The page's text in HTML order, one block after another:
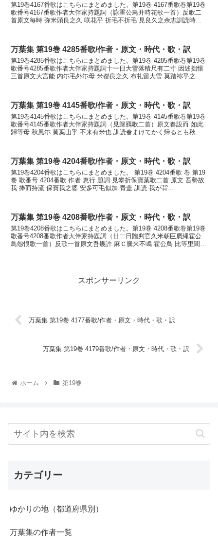
第19巻4167番歌はこちらにまとめました。第19巻 4167番歌巻第19巻
歌番号4167番歌作者大伴家持題詞（詠霍公鳥并時花歌一首）反歌二
首原文毎時 弥米頭良之久 咲花乎 折毛不折毛 見良久之余志訓読時ご
万葉集 第19巻 4285番歌/作者・原文・時代・歌・訳
第19巻4285番歌はこちらにまとめました。第19巻 4285番歌巻第19巻
歌番号4285番歌作者大伴家持題詞十一日大雪落積尺有二寸 因述拙懐
三首原文大宮能 内尓毛外尓母 米都良之久 布礼留大雪 莫踏祢乎之訓
万葉集 第19巻 4145番歌/作者・原文・時代・歌・訳
第19巻4145番歌はこちらにまとめました。第19巻 4145番歌巻第19巻
歌番号4145番歌作者大伴家持題詞（見歸鴈歌二首）原文春設而 如此
歸等母 秋風尓 黄葉山乎 不来有米也 訓読春まけてかく帰るとも秋風
万葉集 第19巻 4204番歌/作者・原文・時代・歌・訳
第19巻4204番歌はこちらにまとめました。 第19巻 4204番歌 巻 第19
巻 歌番号 4204番歌 作者 恵行 題詞 見攀折保寶葉歌二首 原文 吾勢故
我 捧而持流 保寶我之婆 安多可毛似加 青盖 訓読 我が背...
万葉集 第19巻 4208番歌/作者・原文・時代・歌・訳
第19巻4208番歌はこちらにまとめました。第19巻 4208番歌巻第19巻
歌番号4208番歌作者大伴家持題詞（廿二日贈判官久米朝臣廣縄霍公
鳥怨恨歌一首）反歌一首原文吾幾許 麻Ｃ騰来不鳴 霍公鳥 比等里聞都
スポンサーリンク
万葉集 第19巻 4177番歌/作者・原文・時代・歌・訳
万葉集 第19巻 4179番歌/作者・原文・時代・歌・訳
ホーム 第19巻
カテゴリー
ゆかりの地（都道府県別）
万葉集の作者一覧